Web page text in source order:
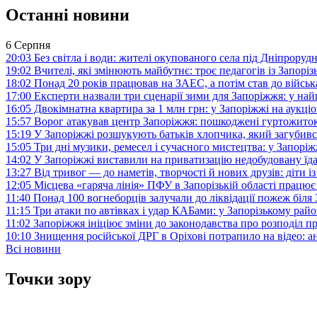
Останні новини
6 Серпня
20:03 Без світла і води: жителі окупованого села під
19:02 Вчителі, які змінюють майбутнє: троє педагогів із
18:02 Понад 20 років працював на ЗАЕС, а потім став до
17:00 Експерти назвали три сценарії зими для Запоріжжя: у
16:05 Двокімнатна квартира за 1 млн грн: у Запоріжжі на
15:57 Ворог атакував центр Запоріжжя: пошкоджені
15:19 У Запоріжжі розшукують батьків хлопчика, який
15:05 Три дні музики, ремесел і сучасного мистецтва: у
14:02 У Запоріжжі виставили на приватизацію недобудовану
13:27 Від тривог — до наметів, творчості й нових друзів:
12:05 Місцева «гаряча лінія» ПФУ в Запорізькій області
11:40 Понад 100 вогнеборців залучали до ліквідації пожеж
11:15 Три атаки по автівках і удар КАБами: у Запорізькому
11:02 Запоріжжя ініціює зміни до законодавства про розподіл
10:10 Знищення російської ДРГ в Оріхові потрапило на відео:
Всі новини
Точки зору